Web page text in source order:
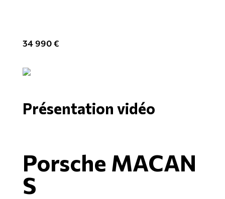
34 990 €
Présentation vidéo
Porsche MACAN
S